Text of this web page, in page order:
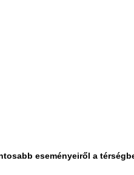
eseményeiről a